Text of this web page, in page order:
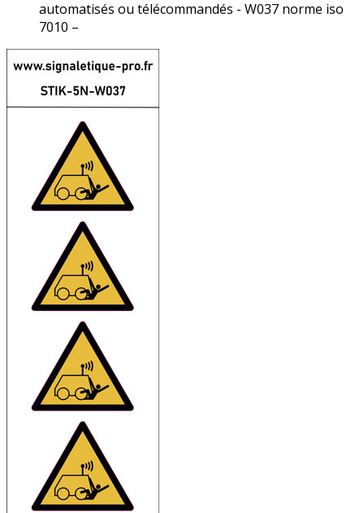
automatisés ou télécommandés - W037 norme iso
7010 –